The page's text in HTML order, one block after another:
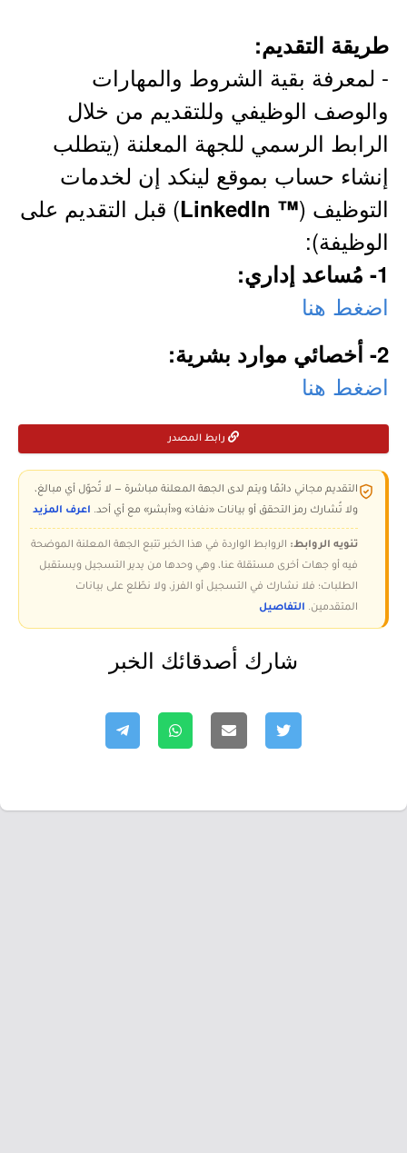
طريقة التقديم:
- لمعرفة بقية الشروط والمهارات
والوصف الوظيفي وللتقديم من خلال
الرابط الرسمي للجهة المعلنة (يتطلب
إنشاء حساب بموقع لينكد إن لخدمات
التوظيف (™ LinkedIn
) قبل التقديم على
الوظيفة):
1- مُساعد إداري:
اضغط هنا
2- أخصائي موارد بشرية:
اضغط هنا
رابط المصدر
التقديم مجاني دائمًا ويتم لدى الجهة المعلنة مباشرة — لا تُحوّل أي مبالغ،
ولا تُشارك رمز التحقق أو بيانات «نفاذ» و«أبشر» مع أي أحد. اعرف المزيد
تنويه الروابط: الروابط الواردة في هذا الخبر تتبع الجهة المعلنة الموضحة
فيه أو جهات أخرى مستقلة عنا، وهي وحدها من يدير التسجيل ويستقبل
الطلبات؛ فلا نشارك في التسجيل أو الفرز، ولا نطّلع على بيانات
المتقدمين. التفاصيل
شارك أصدقائك الخبر